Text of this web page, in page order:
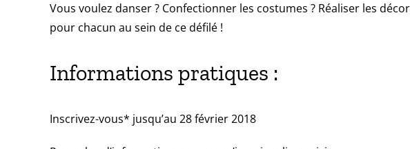
Vous voulez danser ? Confectionner les costumes ? Réaliser les
pour chacun au sein de ce défilé !
Informations pratiques :
Inscrivez-vous* jusqu’au 28 février 2018